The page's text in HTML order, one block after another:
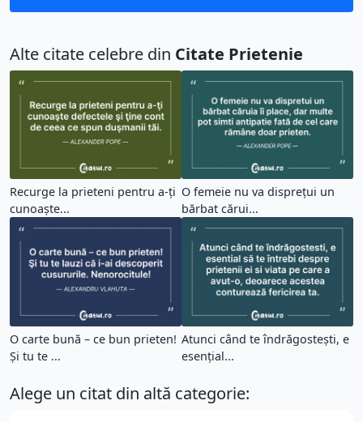
Alte citate celebre din Citate Prietenie
Recurge la prieteni pentru a-ţi
cunoaşte...
O femeie nu va disprețui un
bărbat cărui...
O carte bună – ce bun prieten!
Şi tu te ...
Atunci când te îndrăgostești, e
esențial...
Alege un citat din altă categorie: